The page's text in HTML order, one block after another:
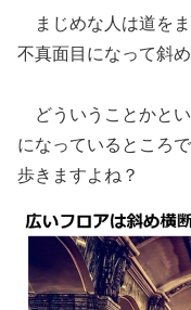
まじめな人は道を
不真面目になって斜
どういうことかと
になっているところ
歩きますよね？